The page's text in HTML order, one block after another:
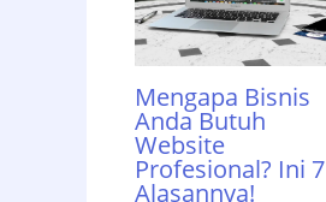
Mengapa Bisnis
Anda Butuh
Website
Profesional? Ini 7
Alasannya!